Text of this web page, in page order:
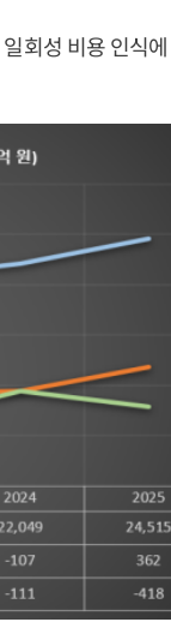
회성 비용 인식